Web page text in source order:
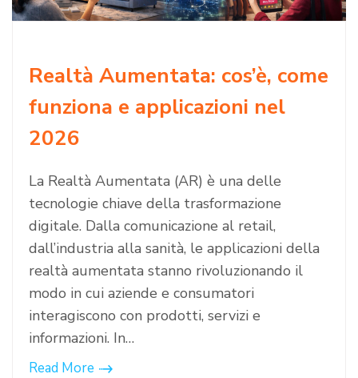
Realtà Aumentata: cos’è, come
funziona e applicazioni nel
2026
La Realtà Aumentata (AR) è una delle
tecnologie chiave della trasformazione
digitale. Dalla comunicazione al retail,
dall’industria alla sanità, le applicazioni della
realtà aumentata stanno rivoluzionando il
modo in cui aziende e consumatori
interagiscono con prodotti, servizi e
informazioni. In…
Read More